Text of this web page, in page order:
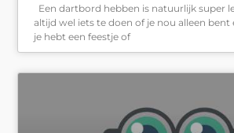
Een dartbord hebben is natuurlijk super
altijd wel iets te doen of je nou alleen
je hebt een feestje of